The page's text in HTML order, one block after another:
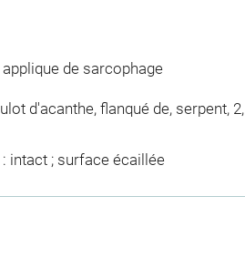
de sarcophage
d'acanthe, flanqué de, serpent,
intact ; surface écaillée